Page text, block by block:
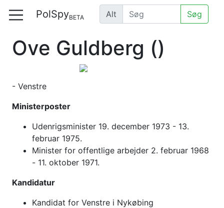
PolSpyBETA Alt Søg
Ove Guldberg ()
- Venstre
Ministerposter
Udenrigsminister 19. december 1973 - 13.
februar 1975.
Minister for offentlige arbejder 2. februar 1968
- 11. oktober 1971.
Kandidatur
Kandidat for Venstre i Nykøbing